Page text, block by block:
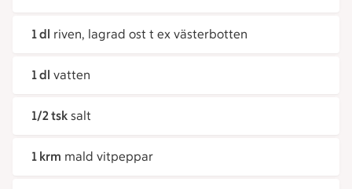
1 dl riven, lagrad ost t ex västerbotten
1 dl vatten
1/2 tsk salt
1 krm mald vitpeppar